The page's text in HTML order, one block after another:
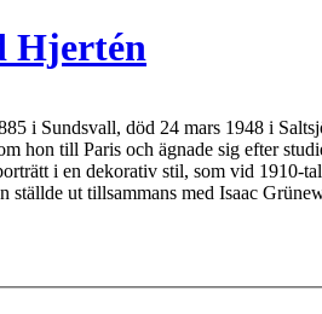
Hjertén
i Sundsvall, död 24 mars 1948 i
hon till Paris och ägnade sig efter
i en dekorativ stil, som vid
ut tillsammans med Isaac